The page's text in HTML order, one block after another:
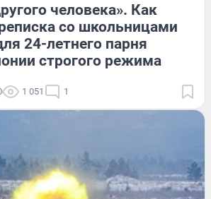
человека». Как
со школьницами
24-летнего парня
строгого режима
1 051 1